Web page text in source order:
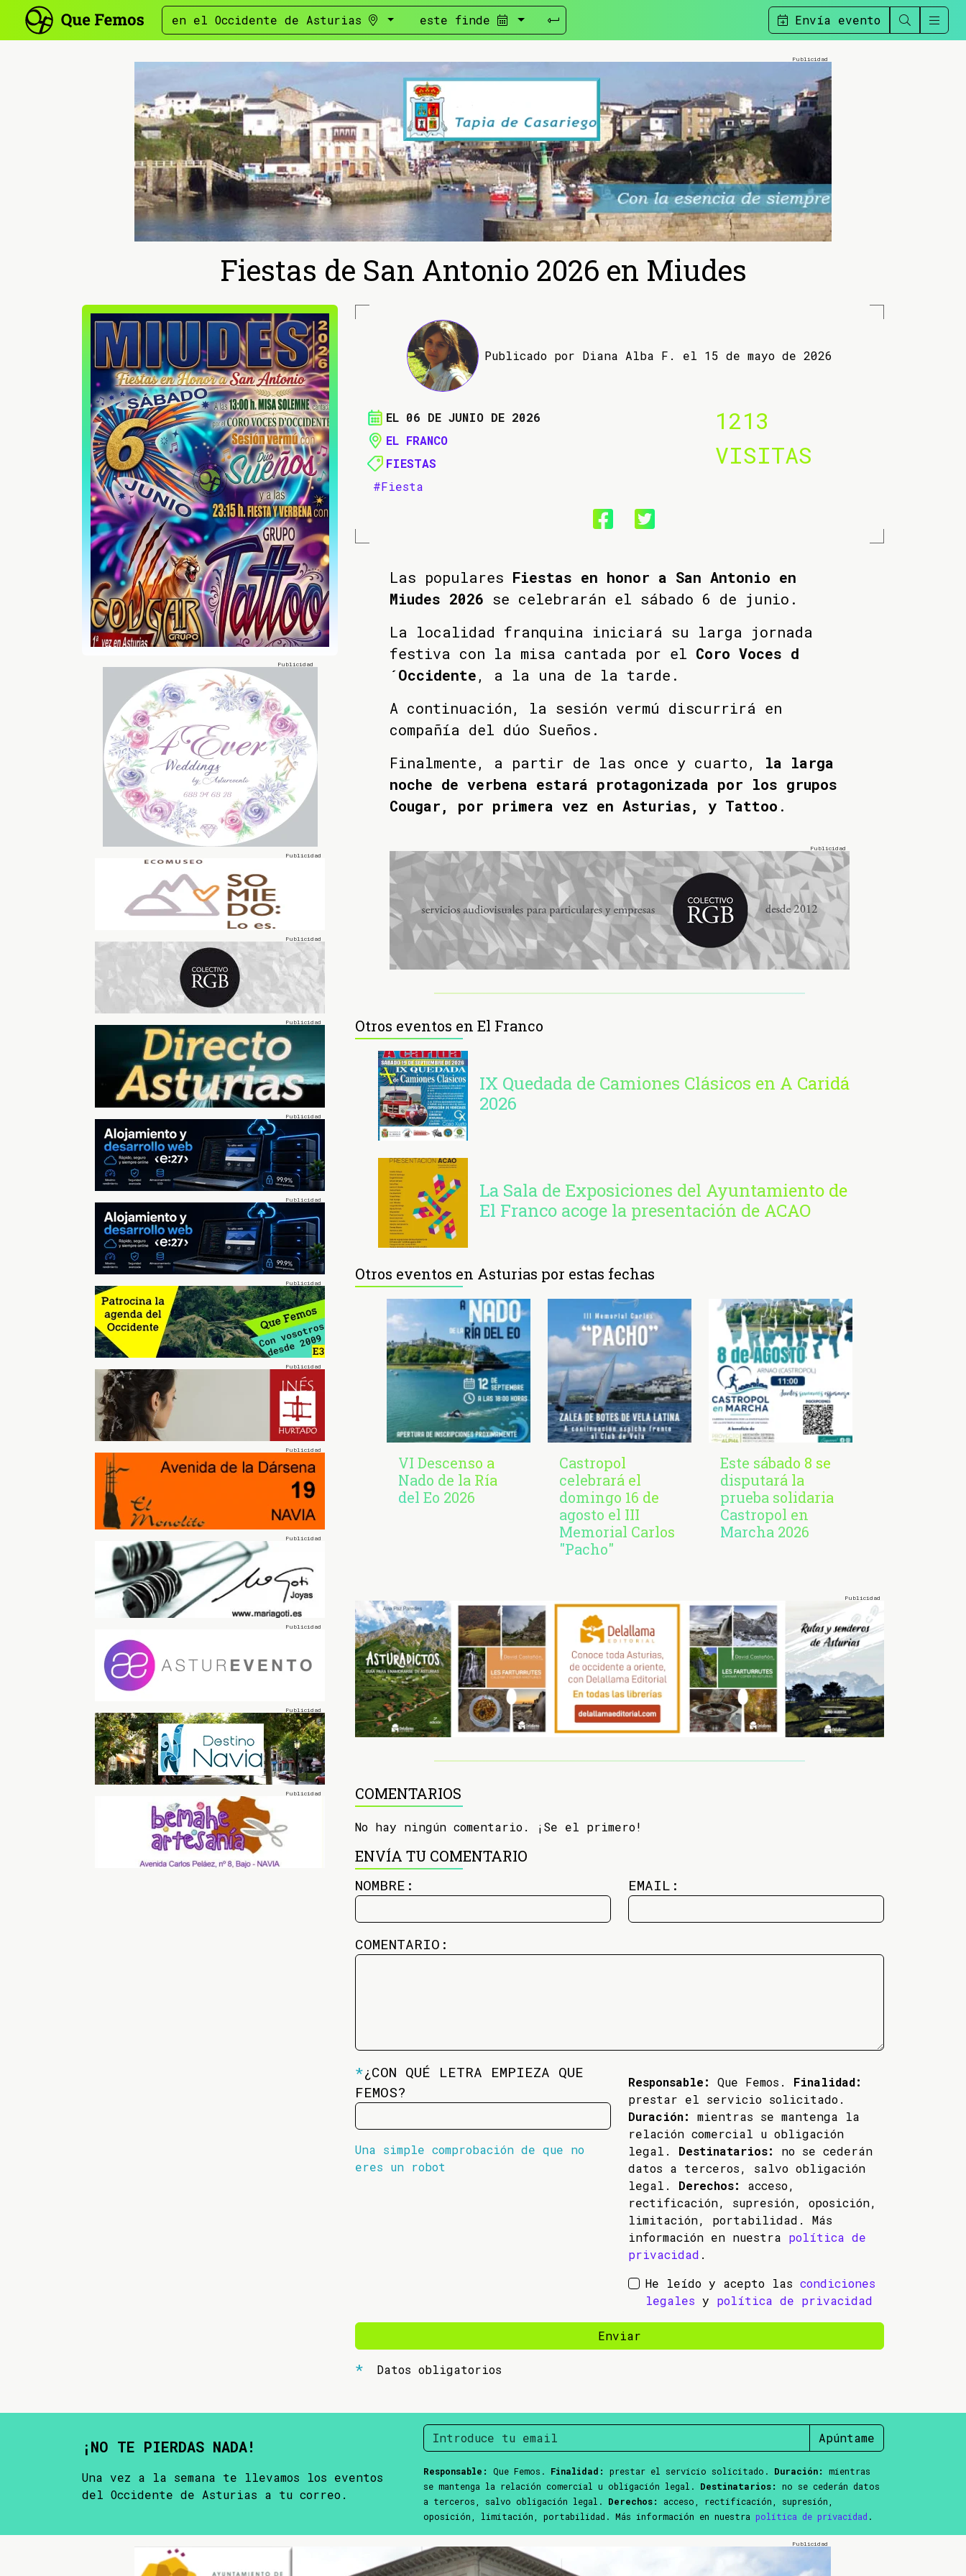
en el Occidente de Asturias este finde Envía evento
Fiestas de San Antonio 2026 en Miudes
Publicado por Diana Alba F. el 15 de mayo de 2026
EL 06 DE JUNIO DE 2026
EL FRANCO
FIESTAS
#Fiesta
1213
VISITAS
Las populares Fiestas en honor a San Antonio en
Miudes 2026 se celebrarán el sábado 6 de junio.
La localidad franquina iniciará su larga jornada
festiva con la misa cantada por el Coro Voces d
´Occidente, a la una de la tarde.
A continuación, la sesión vermú discurrirá en
compañía del dúo Sueños.
Finalmente, a partir de las once y cuarto, la larga
noche de verbena estará protagonizada por los grupos
Cougar, por primera vez en Asturias, y Tattoo .
Otros eventos en El Franco
IX Quedada de Camiones Clásicos en A Caridá
2026
La Sala de Exposiciones del Ayuntamiento de
El Franco acoge la presentación de ACAO
Otros eventos en Asturias por estas fechas
VI Descenso a
Nado de la Ría
del Eo 2026
Castropol
celebrará el
domingo 16 de
agosto el III
Memorial Carlos
"Pacho"
Este sábado 8 se
disputará la
prueba solidaria
Castropol en
Marcha 2026
COMENTARIOS
No hay ningún comentario. ¡Se el primero!
ENVÍA TU COMENTARIO
NOMBRE: EMAIL:
COMENTARIO:
*¿CON QUÉ LETRA EMPIEZA QUE
FEMOS?
Una simple comprobación de que no
eres un robot
Responsable: Que Femos. Finalidad:
prestar el servicio solicitado.
Duración:
mientras se mantenga la
relación comercial u obligación
legal. Destinatarios:
no se cederán
datos a terceros, salvo obligación
legal. Derechos:
acceso,
rectificación, supresión, oposición,
limitación, portabilidad. Más
información en nuestra política de
privacidad .
He leído y acepto las condiciones
legales y política de privacidad
Enviar
Datos obligatorios
¡NO TE PIERDAS NADA!
Una vez a la semana te llevamos los eventos
del Occidente de Asturias a tu correo.
Apúntame
Responsable: Que Femos. Finalidad: prestar el servicio solicitado. Duración:
mientras
se mantenga la relación comercial u obligación legal. Destinatarios:
no se cederán datos
a terceros, salvo obligación legal. Derechos:
acceso, rectificación, supresión,
oposición, limitación, portabilidad. Más información en nuestra política de privacidad .